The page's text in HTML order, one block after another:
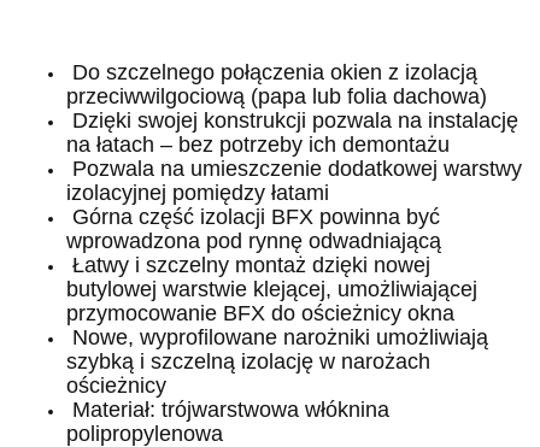
Do szczelnego połączenia okien z izolacją
przeciwwilgociową (papa lub folia dachowa)
Dzięki swojej konstrukcji pozwala na instalację
na łatach – bez potrzeby ich demontażu
Pozwala na umieszczenie dodatkowej warstwy
izolacyjnej pomiędzy łatami
Górna część izolacji BFX powinna być
wprowadzona pod rynnę odwadniającą
Łatwy i szczelny montaż dzięki nowej
butylowej warstwie klejącej, umożliwiającej
przymocowanie BFX do ościeżnicy okna
Nowe, wyprofilowane narożniki umożliwiają
szybką i szczelną izolację w narożach
ościeżnicy
Materiał: trójwarstwowa włóknina
polipropylenowa